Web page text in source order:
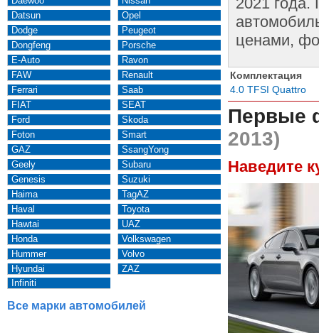
Datsun
Dodge
Dongfeng
E-Auto
FAW
Ferrari
FIAT
Ford
Foton
GAZ
Geely
Genesis
Haima
Haval
Hawtai
Honda
Hummer
Hyundai
Infiniti
Opel
Peugeot
Porsche
Ravon
Renault
Saab
SEAT
Skoda
Smart
SsangYong
Subaru
Suzuki
TagAZ
Toyota
UAZ
Volkswagen
Volvo
ZAZ
Все марки автомобилей
ценами,
Комплектация
4.0 TFSI Quattro
Первые
2013)
Наведите